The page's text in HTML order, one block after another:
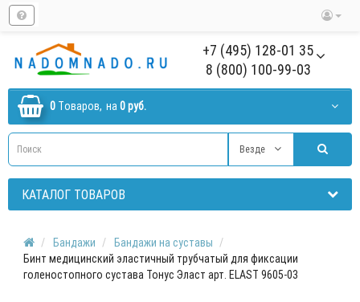
+7 (495) 128-01 35
8 (800) 100-99-03
0 Tоваров, на 0 руб.
Везде
КАТАЛОГ ТОВАРОВ
Бандажи
Бандажи на суставы
Бинт медицинский эластичный трубчатый для фиксации
голеностопного сустава Тонус Эласт арт. ELAST 9605-03